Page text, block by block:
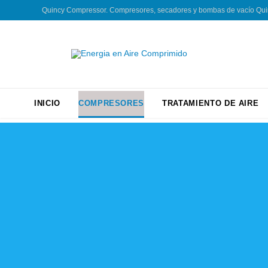
Quincy Compressor. Compresores, secadores y bombas de vacío
INICIO COMPRESORES TRATAMIENTO DE AIRE